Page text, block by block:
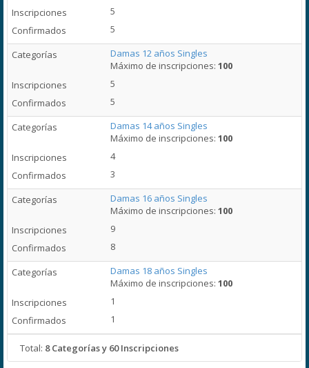
5
5
Damas 12 años Singles
Máximo de inscripciones:100
5
5
Damas 14 años Singles
Máximo de inscripciones:100
4
3
Damas 16 años Singles
Máximo de inscripciones:100
9
8
Damas 18 años Singles
Máximo de inscripciones:100
1
1
Total: 8 Categorías y 60 Inscripciones